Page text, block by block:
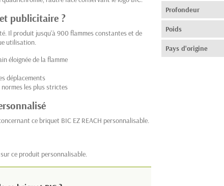
publicitaire ?
Il produit jusqu'à 900 flammes constantes et de
utilisation.
éloignée de la flamme
déplacements
les plus strictes
ce briquet BIC EZ REACH personnalisable.
ce produit personnalisable.
Profondeur
Poids
Pays d'origine